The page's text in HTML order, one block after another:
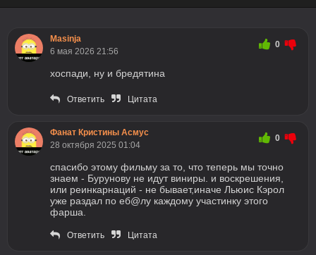
Masinja
6 мая 2026 21:56
0
хоспади, ну и бредятина
Ответить Цитата
Фанат Кристины Асмус
28 октября 2025 01:04
0
спасибо этому фильму за то, что теперь мы точно
знаем - Бурунову не идут виниры. и воскрешения,
или реинкарнаций - не бывает,иначе Льюис Кэрол
уже раздал по еб@лу каждому участинку этого
фарша.
Ответить Цитата